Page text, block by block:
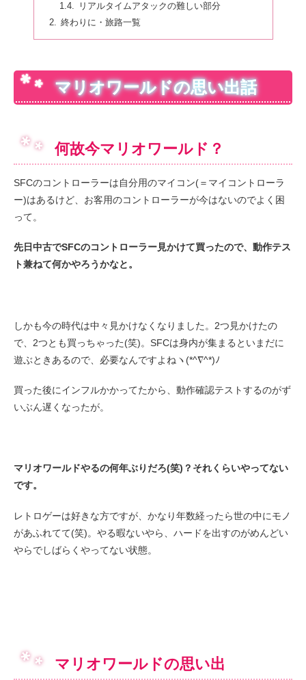
リアルタイムアタックの難しい部分
終わりに・旅路一覧
マリオワールドの思い出話
何故今マリオワールド？
SFCのコントローラーは自分用のマイコン(＝マイコントローラ
ー)はあるけど、お客用のコントローラーが今はないのでよく困
って。
先日中古でSFCのコントローラー見かけて買ったので、動作テス
ト兼ねて何かやろうかなと。
しかも今の時代は中々見かけなくなりました。2つ見かけたの
で、2つとも買っちゃった(笑)。SFCは身内が集まるといまだに
遊ぶときあるので、必要なんですよねヽ(*^∇^*)ﾉ
買った後にインフルかかってたから、動作確認テストするのがず
いぶん遅くなったが。
マリオワールドやるの何年ぶりだろ(笑)？それくらいやってない
です。
レトロゲーは好きな方ですが、かなり年数経ったら世の中にモノ
があふれてて(笑)。やる暇ないやら、ハードを出すのがめんどい
やらでしばらくやってない状態。
マリオワールドの思い出